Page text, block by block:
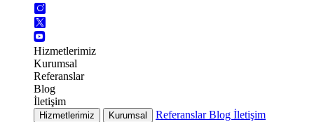
Hizmetlerimiz
Kurumsal
Referanslar
Blog
İletişim
Hizmetlerimiz Kurumsal ReferanslarBlog İletişim